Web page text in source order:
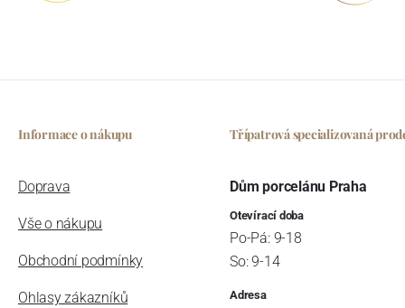
Informace o nákupu
Doprava
Vše o nákupu
Obchodní podmínky
Ohlasy zákazníků
Třípatrová specializovaná
Dům porcelánu Praha
Otevírací doba
Po-Pá: 9-18
So: 9-14
Adresa